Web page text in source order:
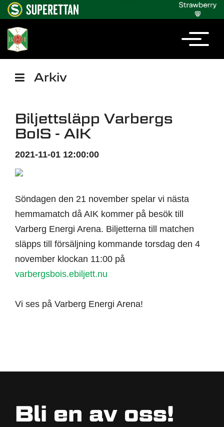
Arkiv
Biljettsläpp Varbergs
BoIS - AIK
2021-11-01 12:00:00
Söndagen den 21 november spelar vi nästa
hemmamatch då AIK kommer på besök till
Varberg Energi Arena. Biljetterna till matchen
släpps till försäljning kommande torsdag den 4
november klockan 11:00 på
varbergsbois.ebiljett.nu
Vi ses på Varberg Energi Arena!
Bli en av oss!